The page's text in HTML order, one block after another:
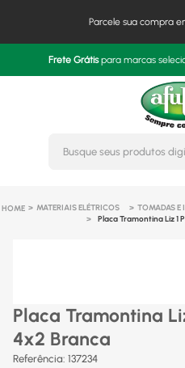
Parcele sua compra
Frete Grátispara marcas
MATERIAIS ELÉTRICOS TOMADAS E
Placa Tramontina Liz 1
Placa Tramontina
4x2 Branca
Referência: 137234